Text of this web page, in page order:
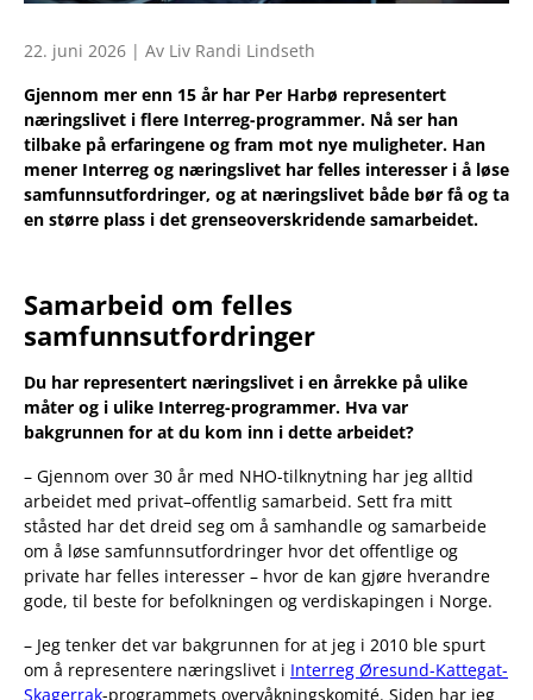
22. juni 2026 | Av Liv Randi Lindseth
Gjennom mer enn 15 år har Per Harbø representert
næringslivet i flere Interreg-programmer. Nå ser han
tilbake på erfaringene og fram mot nye muligheter. Han
mener Interreg og næringslivet har felles interesser i å løse
samfunnsutfordringer, og at næringslivet både bør få og ta
en større plass i det grenseoverskridende samarbeidet.
Samarbeid om felles
samfunnsutfordringer
Du har representert næringslivet i en årrekke på ulike
måter og i ulike Interreg-programmer. Hva var
bakgrunnen for at du kom inn i dette arbeidet?
– Gjennom over 30 år med NHO-tilknytning har jeg alltid
arbeidet med privat–offentlig samarbeid. Sett fra mitt
ståsted har det dreid seg om å samhandle og samarbeide
om å løse samfunnsutfordringer hvor det offentlige og
private har felles interesser – hvor de kan gjøre hverandre
gode, til beste for befolkningen og verdiskapingen i Norge.
– Jeg tenker det var bakgrunnen for at jeg i 2010 ble spurt
om å representere næringslivet i Interreg Øresund-Kattegat-
Skagerrak-programmets overvåkningskomité. Siden har jeg